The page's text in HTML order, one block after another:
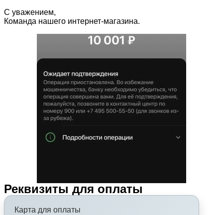
С уважением,
Команда нашего интернет-магазина.
Реквизиты для оплаты
Карта для оплаты